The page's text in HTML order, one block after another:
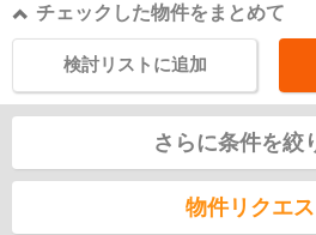
チェックした物件をまとめて
検討リストに追加
さらに条件を絞
物件リクエス